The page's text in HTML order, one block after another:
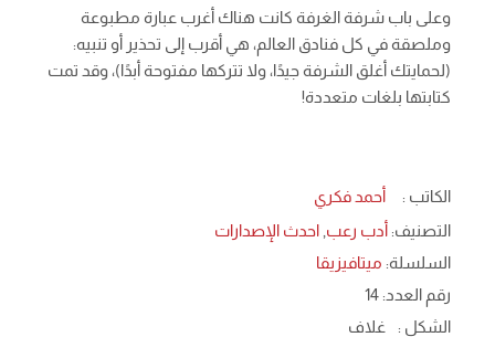
ميتافيزيقا
وعلى باب شرفة الغرفة كانت هناك أغرب عبارة مطبوعة
وملصقة في كل فنادق العالم، هي أقرب إلى تحذير أو تنبيه:
(لحمايتك أغلق الشرفة جيدًا، ولا تتركها مفتوحة أبدًا)، وقد تمت
كتابتها بلغات متعددة!
الكاتب :
أحمد فكري
التصنيف: أدب رعب
احدث الإصدارات
السلسلة: ميتافيزيقا
رقم العدد: 14
الشكل :
غلاف